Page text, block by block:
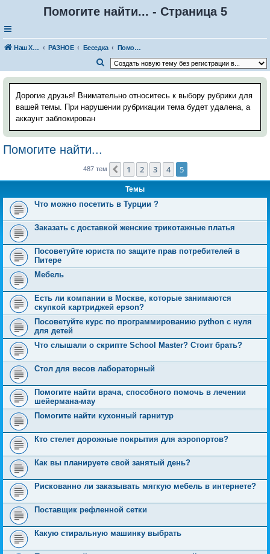
Помогите найти... - Страница 5
Наш Хаус-форум РАЗНОЕ Беседка
Помогите найти...
о
с
Дорогие друзья! Внимательно относитесь к выбору рубрики для
вашей темы. При нарушении рубрикации тема будет удалена, а
аккаунт заблокирован
Помогите найти...
487 тем Пред.
1 2 3 4 5
Темы
Что можно посетить в Турции ?
Заказать с доставкой женские трикотажные платья
Посоветуйте юриста по защите прав потребителей в
Питере
Мебель
Есть ли компании в Москве, которые занимаются
скупкой картриджей epson?
Посоветуйте курс по программированию python с нуля
для детей
Что слышали о скрипте School Master? Стоит брать?
Стол для весов лабораторный
Помогите найти врача, способного помочь в лечении
шейермана-мау
Помогите найти кухонный гарнитур
Кто стелет дорожные покрытия для аэропортов?
Как вы планируете свой занятый день?
Рискованно ли заказывать мягкую мебель в интернете?
Поставщик рефленной сетки
Какую стиральную машинку выбрать